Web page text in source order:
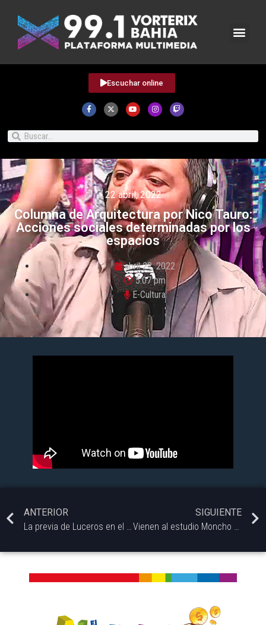
Escuchar online
22 abril, 2022
Columna de Arquitectura por Nico Tauro:
Acciones sociales determinadas por los
espacios
abril 22, 2022
5:07 pm
E-Cultura
ANTERIOR
SIGUIENTE